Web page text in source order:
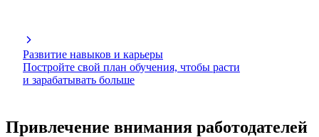
Развитие навыков и карьеры
Постройте свой план обучения, чтобы расти
и зарабатывать больше
Привлечение внимания работодателей